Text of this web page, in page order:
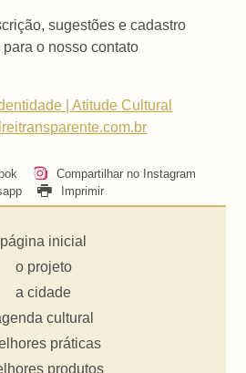
sugestões e cadastro
o nosso contato
| Atitude Cultural
Compartilhar no Instagram
Imprimir
página inicial
o projeto
a cidade
cultural
práticas
produtos